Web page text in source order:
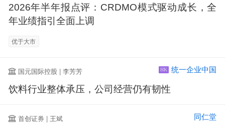
2026年半年报点评：CRDMO模式驱动成长，全
年业绩指引全面上调
优于大市
国元国际控股 | 李芳芳 HK 统一企业中国
饮料行业整体承压，公司经营仍有韧性
首创证券 | 王斌 同仁堂